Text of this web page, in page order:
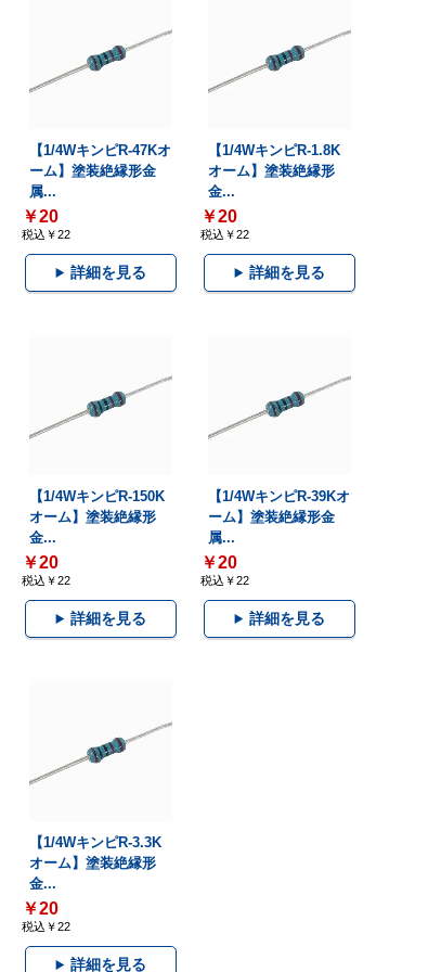
【1/4WキンピR-47Kオ
ーム】塗装絶縁形金
属...
￥20
税込￥22
詳細を見る
【1/4WキンピR-1.8K
オーム】塗装絶縁形
金...
￥20
税込￥22
詳細を見る
【1/4WキンピR-150K
オーム】塗装絶縁形
金...
￥20
税込￥22
詳細を見る
【1/4WキンピR-39Kオ
ーム】塗装絶縁形金
属...
￥20
税込￥22
詳細を見る
【1/4WキンピR-3.3K
オーム】塗装絶縁形
金...
￥20
税込￥22
詳細を見る